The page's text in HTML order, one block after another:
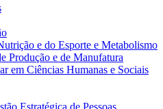
e do Esporte e Metabolismo
Produção e de Manufatura
em Ciências Humanas e Sociais
Estratégica de Pessoas